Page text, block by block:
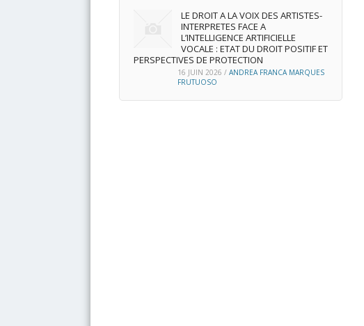
LE DROIT A LA VOIX DES ARTISTES-
INTERPRETES FACE A
L’INTELLIGENCE ARTIFICIELLE
VOCALE : ETAT DU DROIT POSITIF ET
PERSPECTIVES DE PROTECTION
16 JUIN 2026 / ANDREA FRANCA MARQUES
FRUTUOSO